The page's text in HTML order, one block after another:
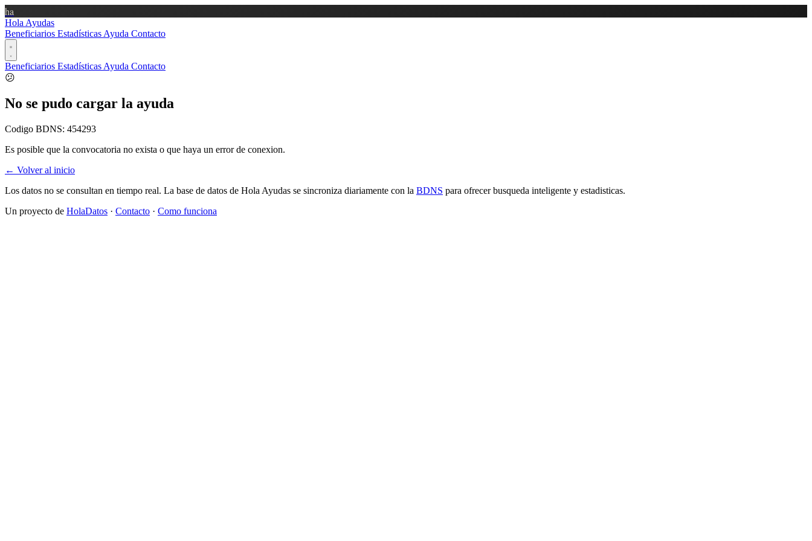
ha
Hola Ayudas
Beneficiarios Estadísticas Ayuda Contacto
Beneficiarios Estadísticas Ayuda Contacto
😕
No se pudo cargar la ayuda
Codigo BDNS: 454293
Es posible que la convocatoria no exista o que haya un error de conexion.
← Volver al inicio
Los datos no se consultan en tiempo real. La base de datos de Hola Ayudas se sincroniza diariamente con la BDNS para ofrecer busqueda inteligente y estadisticas.
Un proyecto de HolaDatos · Contacto · Como funciona